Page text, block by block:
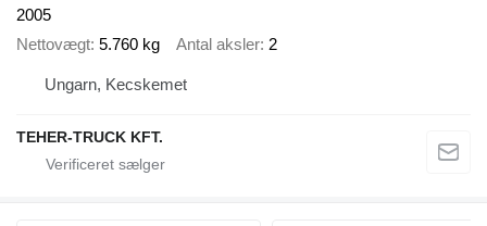
2005
Nettovægt 5.760 kg Antal aksler 2
Ungarn, Kecskemet
TEHER-TRUCK KFT.